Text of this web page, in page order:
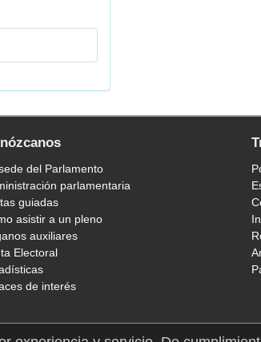
del Parlamento
parlamentaria
guiadas
asistir a un pleno
auxiliares
Electoral
de interés